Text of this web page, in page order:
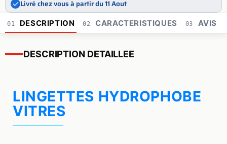
Livré chez vous à partir du 11 Aout
01 DESCRIPTION 02 CARACTERISTIQUES 03 AVIS
DESCRIPTION DETAILLEE
LINGETTES HYDROPHOBE
VITRES